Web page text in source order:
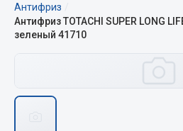
ЦЕПИ BOHU (Китай)
Антифриз
Антифриз TOTACHI SUPER LONG
зеленый 41710